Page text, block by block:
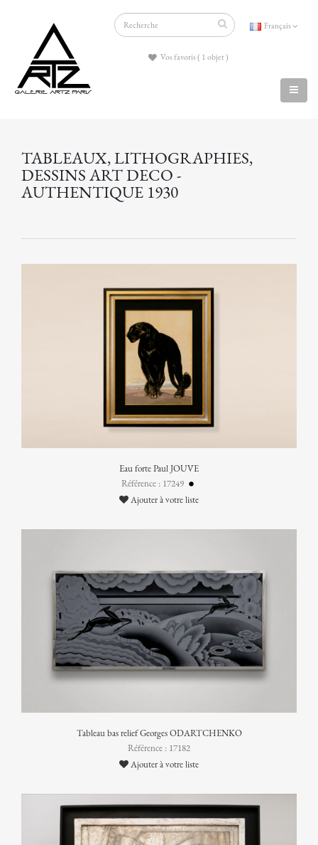
Français
Vos favoris ( 1 objet )
TABLEAUX, LITHOGRAPHIES,
DESSINS ART DECO -
AUTHENTIQUE 1930
Eau forte Paul JOUVE
Référence : 17249
Ajouter à votre liste
Tableau bas relief Georges ODARTCHENKO
Référence : 17182
Ajouter à votre liste